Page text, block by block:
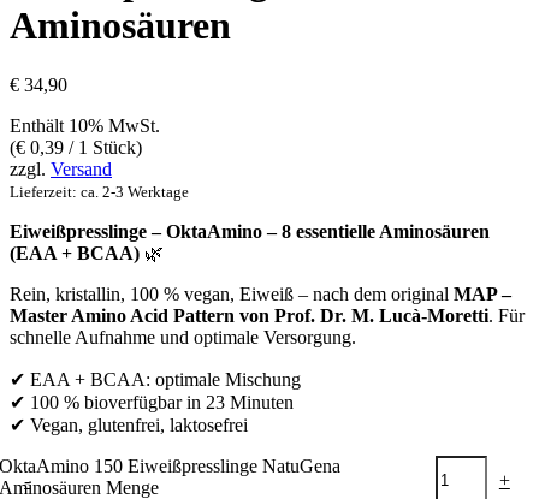
Aminosäuren
€ 34,90
Enthält 10% MwSt.
(€ 0,39 / 1 Stück)
zzgl. Versand
Lieferzeit: ca. 2-3 Werktage
Eiweißpresslinge – OktaAmino – 8 essentielle Aminosäuren
(EAA + BCAA) 🌿
Rein, kristallin, 100 % vegan, Eiweiß – nach dem original MAP –
Master Amino Acid Pattern von Prof. Dr. M. Lucà-Moretti. Für
schnelle Aufnahme und optimale Versorgung.
✔ EAA + BCAA: optimale Mischung
✔ 100 % bioverfügbar in 23 Minuten
✔ Vegan, glutenfrei, laktosefrei
-
OktaAmino 150 Eiweißpresslinge NatuGena
Aminosäuren Menge
+